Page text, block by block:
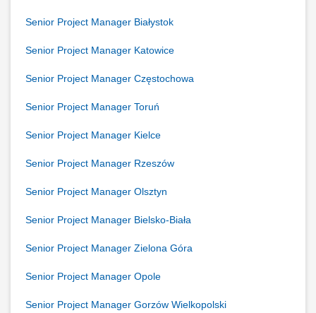
Senior Project Manager Białystok
Senior Project Manager Katowice
Senior Project Manager Częstochowa
Senior Project Manager Toruń
Senior Project Manager Kielce
Senior Project Manager Rzeszów
Senior Project Manager Olsztyn
Senior Project Manager Bielsko-Biała
Senior Project Manager Zielona Góra
Senior Project Manager Opole
Senior Project Manager Gorzów Wielkopolski